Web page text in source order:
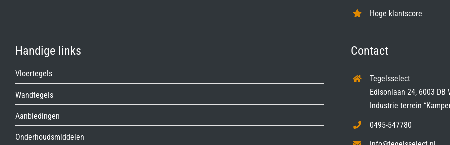
Hoge klantscore
Handige links
Vloertegels
Wandtegels
Aanbiedingen
Onderhoudsmiddelen
Contact
Tegelsselect
Edisonlaan 24, 6003 DB
Industrie terrein
0495-547780